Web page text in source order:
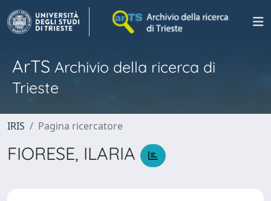
ArTS Archivio della ricerca di
Trieste
IRIS Pagina ricercatore
FIORESE, ILARIA